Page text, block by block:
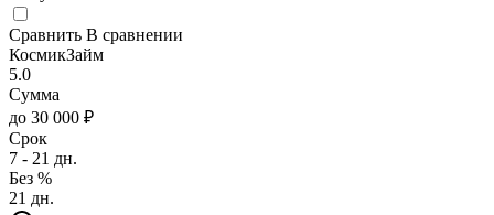
Сравнить В сравнении
КосмикЗайм
5.0
Сумма
до 30 000 ₽
Срок
7 - 21 дн.
Без %
21 дн.